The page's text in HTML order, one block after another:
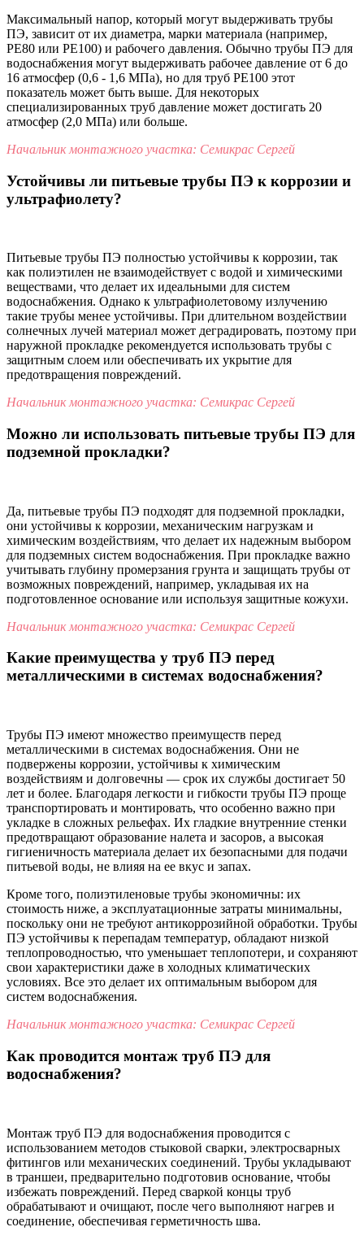
Максимальный напор, который могут выдерживать трубы
ПЭ, зависит от их диаметра, марки материала (например,
PE80 или PE100) и рабочего давления. Обычно трубы ПЭ для
водоснабжения могут выдерживать рабочее давление от 6 до
16 атмосфер (0,6 - 1,6 МПа), но для труб PE100 этот
показатель может быть выше. Для некоторых
специализированных труб давление может достигать 20
атмосфер (2,0 МПа) или больше.
Начальник монтажного участка: Семикрас Сергей
Устойчивы ли питьевые трубы ПЭ к коррозии и
ультрафиолету?
Питьевые трубы ПЭ полностью устойчивы к коррозии, так
как полиэтилен не взаимодействует с водой и химическими
веществами, что делает их идеальными для систем
водоснабжения. Однако к ультрафиолетовому излучению
такие трубы менее устойчивы. При длительном воздействии
солнечных лучей материал может деградировать, поэтому при
наружной прокладке рекомендуется использовать трубы с
защитным слоем или обеспечивать их укрытие для
предотвращения повреждений.
Начальник монтажного участка: Семикрас Сергей
Можно ли использовать питьевые трубы ПЭ для
подземной прокладки?
Да, питьевые трубы ПЭ подходят для подземной прокладки,
они устойчивы к коррозии, механическим нагрузкам и
химическим воздействиям, что делает их надежным выбором
для подземных систем водоснабжения. При прокладке важно
учитывать глубину промерзания грунта и защищать трубы от
возможных повреждений, например, укладывая их на
подготовленное основание или используя защитные кожухи.
Начальник монтажного участка: Семикрас Сергей
Какие преимущества у труб ПЭ перед
металлическими в системах водоснабжения?
Трубы ПЭ имеют множество преимуществ перед
металлическими в системах водоснабжения. Они не
подвержены коррозии, устойчивы к химическим
воздействиям и долговечны — срок их службы достигает 50
лет и более. Благодаря легкости и гибкости трубы ПЭ проще
транспортировать и монтировать, что особенно важно при
укладке в сложных рельефах. Их гладкие внутренние стенки
предотвращают образование налета и засоров, а высокая
гигиеничность материала делает их безопасными для подачи
питьевой воды, не влияя на ее вкус и запах.
Кроме того, полиэтиленовые трубы экономичны: их
стоимость ниже, а эксплуатационные затраты минимальны,
поскольку они не требуют антикоррозийной обработки. Трубы
ПЭ устойчивы к перепадам температур, обладают низкой
теплопроводностью, что уменьшает теплопотери, и сохраняют
свои характеристики даже в холодных климатических
условиях. Все это делает их оптимальным выбором для
систем водоснабжения.
Начальник монтажного участка: Семикрас Сергей
Как проводится монтаж труб ПЭ для
водоснабжения?
Монтаж труб ПЭ для водоснабжения проводится с
использованием методов стыковой сварки, электросварных
фитингов или механических соединений. Трубы укладывают
в траншеи, предварительно подготовив основание, чтобы
избежать повреждений. Перед сваркой концы труб
обрабатывают и очищают, после чего выполняют нагрев и
соединение, обеспечивая герметичность шва.